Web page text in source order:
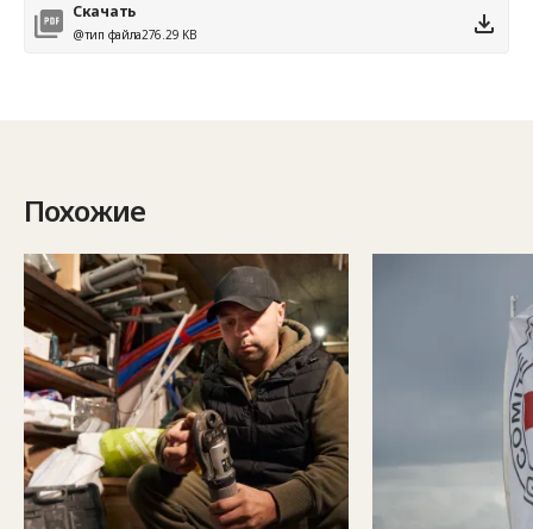
Скачать
@тип файла276.29 KB
Похожие